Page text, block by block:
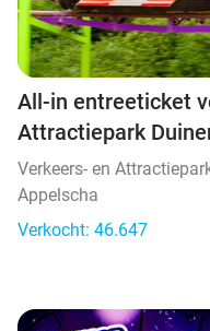
All-in entreeticket
Attractiepark
Verkeers- en
Appelscha
Verkocht: 46.647